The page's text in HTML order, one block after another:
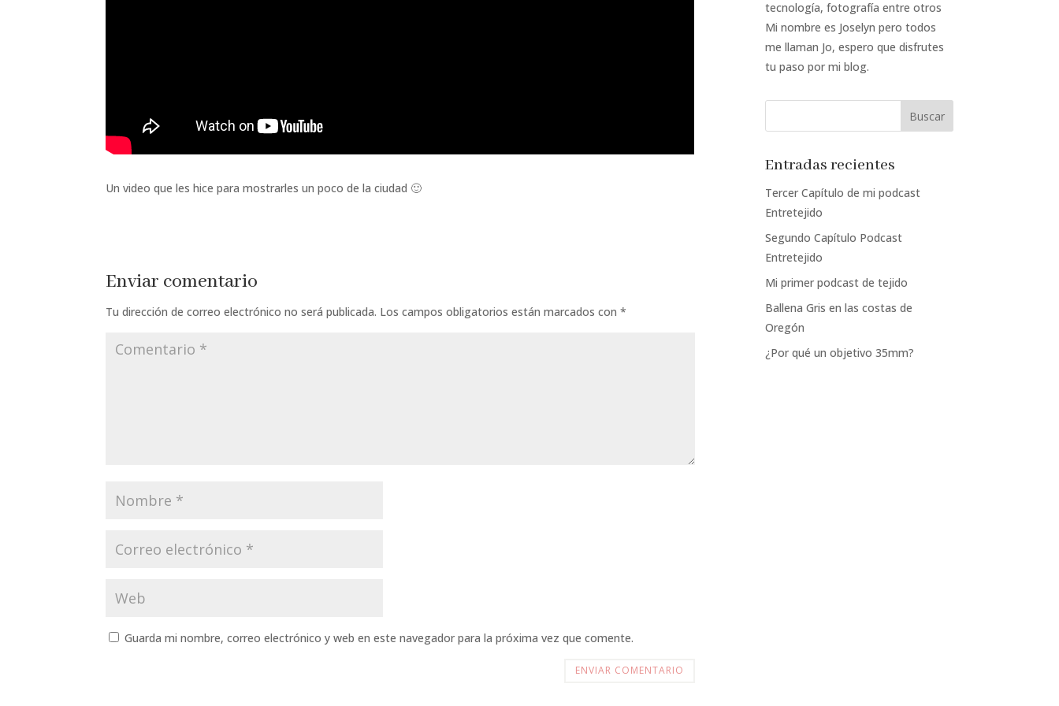
Un video que les hice para mostrarles un poco de la ciudad 🙂
Enviar comentario
Tu dirección de correo electrónico no será publicada. Los campos obligatorios están marcados con*
Guarda mi nombre, correo electrónico y web en este navegador para la próxima vez que comente.
tecnología, fotografía entre otros
Mi nombre es Joselyn pero todos
me llaman Jo, espero que disfrutes
tu paso por mi blog.
Entradas recientes
Tercer Capítulo de mi podcast
Entretejido
Segundo Capítulo Podcast
Entretejido
Mi primer podcast de tejido
Ballena Gris en las costas de
Oregón
¿Por qué un objetivo 35mm?